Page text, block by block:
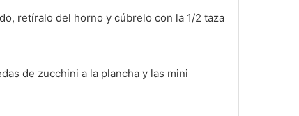
retíralo del horno y cúbrelo con la 1/2 taza
de zucchini a la plancha y las mini